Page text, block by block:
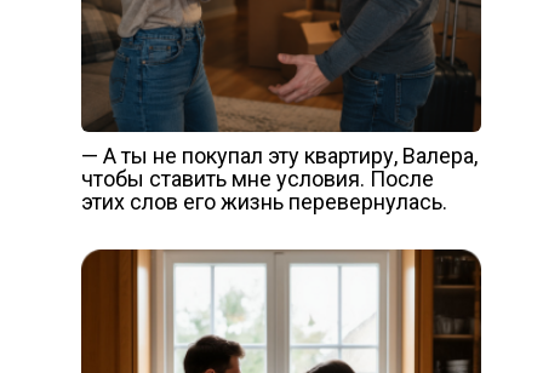
— А ты не покупал эту квартиру, Валера,
чтобы ставить мне условия. После
этих слов его жизнь перевернулась.